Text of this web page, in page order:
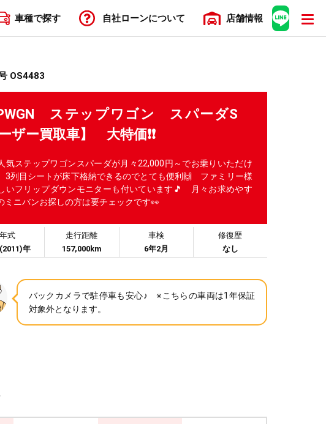
車種で探す 自社ローンについて 店舗情報
OS4483
ステップワゴン スパーダS
ーザー買取車】 大特価❗❗
気ステップワゴンスパーダが月々22,000円～でお乗りいただけ
列目シートが床下格納できるのでとても便利🙌 ファミリー様
いフリップダウンモニターも付いています🎵 月々お求めやす
ミニバンお探しの方は要チェックです👀
年式
年
走行距離
157,000km
車検
6年2月
修復歴
なし
バックカメラで駐停車も安心♪ ※こちらの車両は1年保証
対象外となります。